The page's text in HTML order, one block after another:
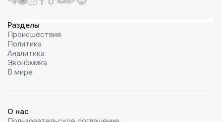
Разделы
Происшествия
Политика
Аналитика
Экономика
В мире
О нас